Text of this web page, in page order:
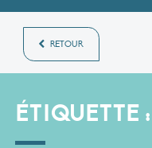
RETOUR
ÉTIQUETTE :